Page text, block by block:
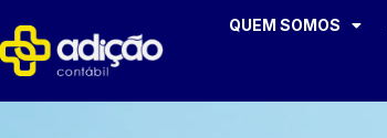
QUEM SOMOS